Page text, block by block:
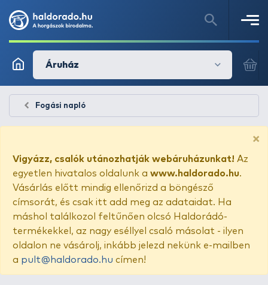
Áruház
Fogási napló
×
Vigyázz, csalók utánozhatják webáruházunkat! Az
egyetlen hivatalos oldalunk a www.haldorado.hu.
Vásárlás előtt mindig ellenőrizd a böngésző
címsorát, és csak itt add meg az adataidat. Ha
máshol találkozol feltűnően olcsó Haldorádó-
termékekkel, az nagy eséllyel csaló másolat - ilyen
oldalon ne vásárolj, inkább jelezd nekünk e-mailben
a pult@haldorado.hu címen!